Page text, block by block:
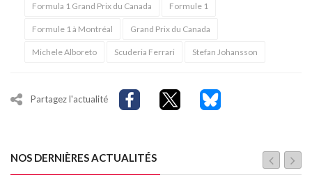
Formula 1 Grand Prix du Canada Formule 1
Formule 1 à Montréal Grand Prix du Canada
Michele Alboreto Scuderia Ferrari Stefan Johansson
Partagez l'actualité
NOS DERNIÈRES ACTUALITÉS